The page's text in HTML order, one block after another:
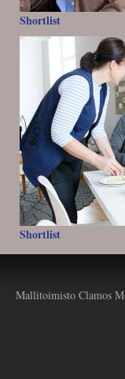
Shortlist
Shortlist
Mallitoimisto Clamos